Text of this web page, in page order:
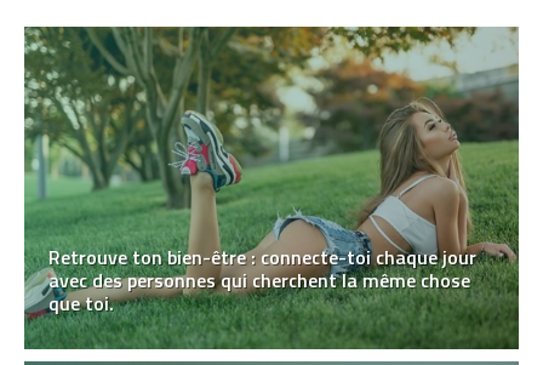
Retrouve ton bien-être : connecte-toi chaque jour
avec des personnes qui cherchent la même chose
que toi.